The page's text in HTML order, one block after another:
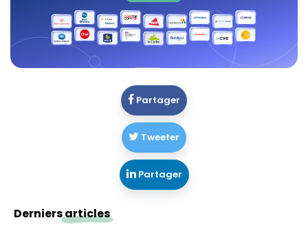
Partager
Tweeter
Partager
Derniersarticles